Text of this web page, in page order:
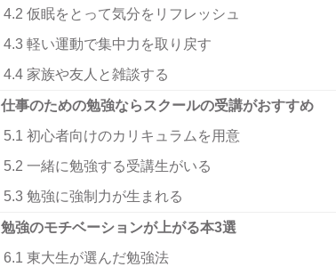
4.2 仮眠をとって気分をリフレッシュ
4.3 軽い運動で集中力を取り戻す
4.4 家族や友人と雑談する
仕事のための勉強ならスクールの受講がおすすめ
5.1 初心者向けのカリキュラムを用意
5.2 一緒に勉強する受講生がいる
5.3 勉強に強制力が生まれる
勉強のモチベーションが上がる本3選
6.1 東大生が選んだ勉強法